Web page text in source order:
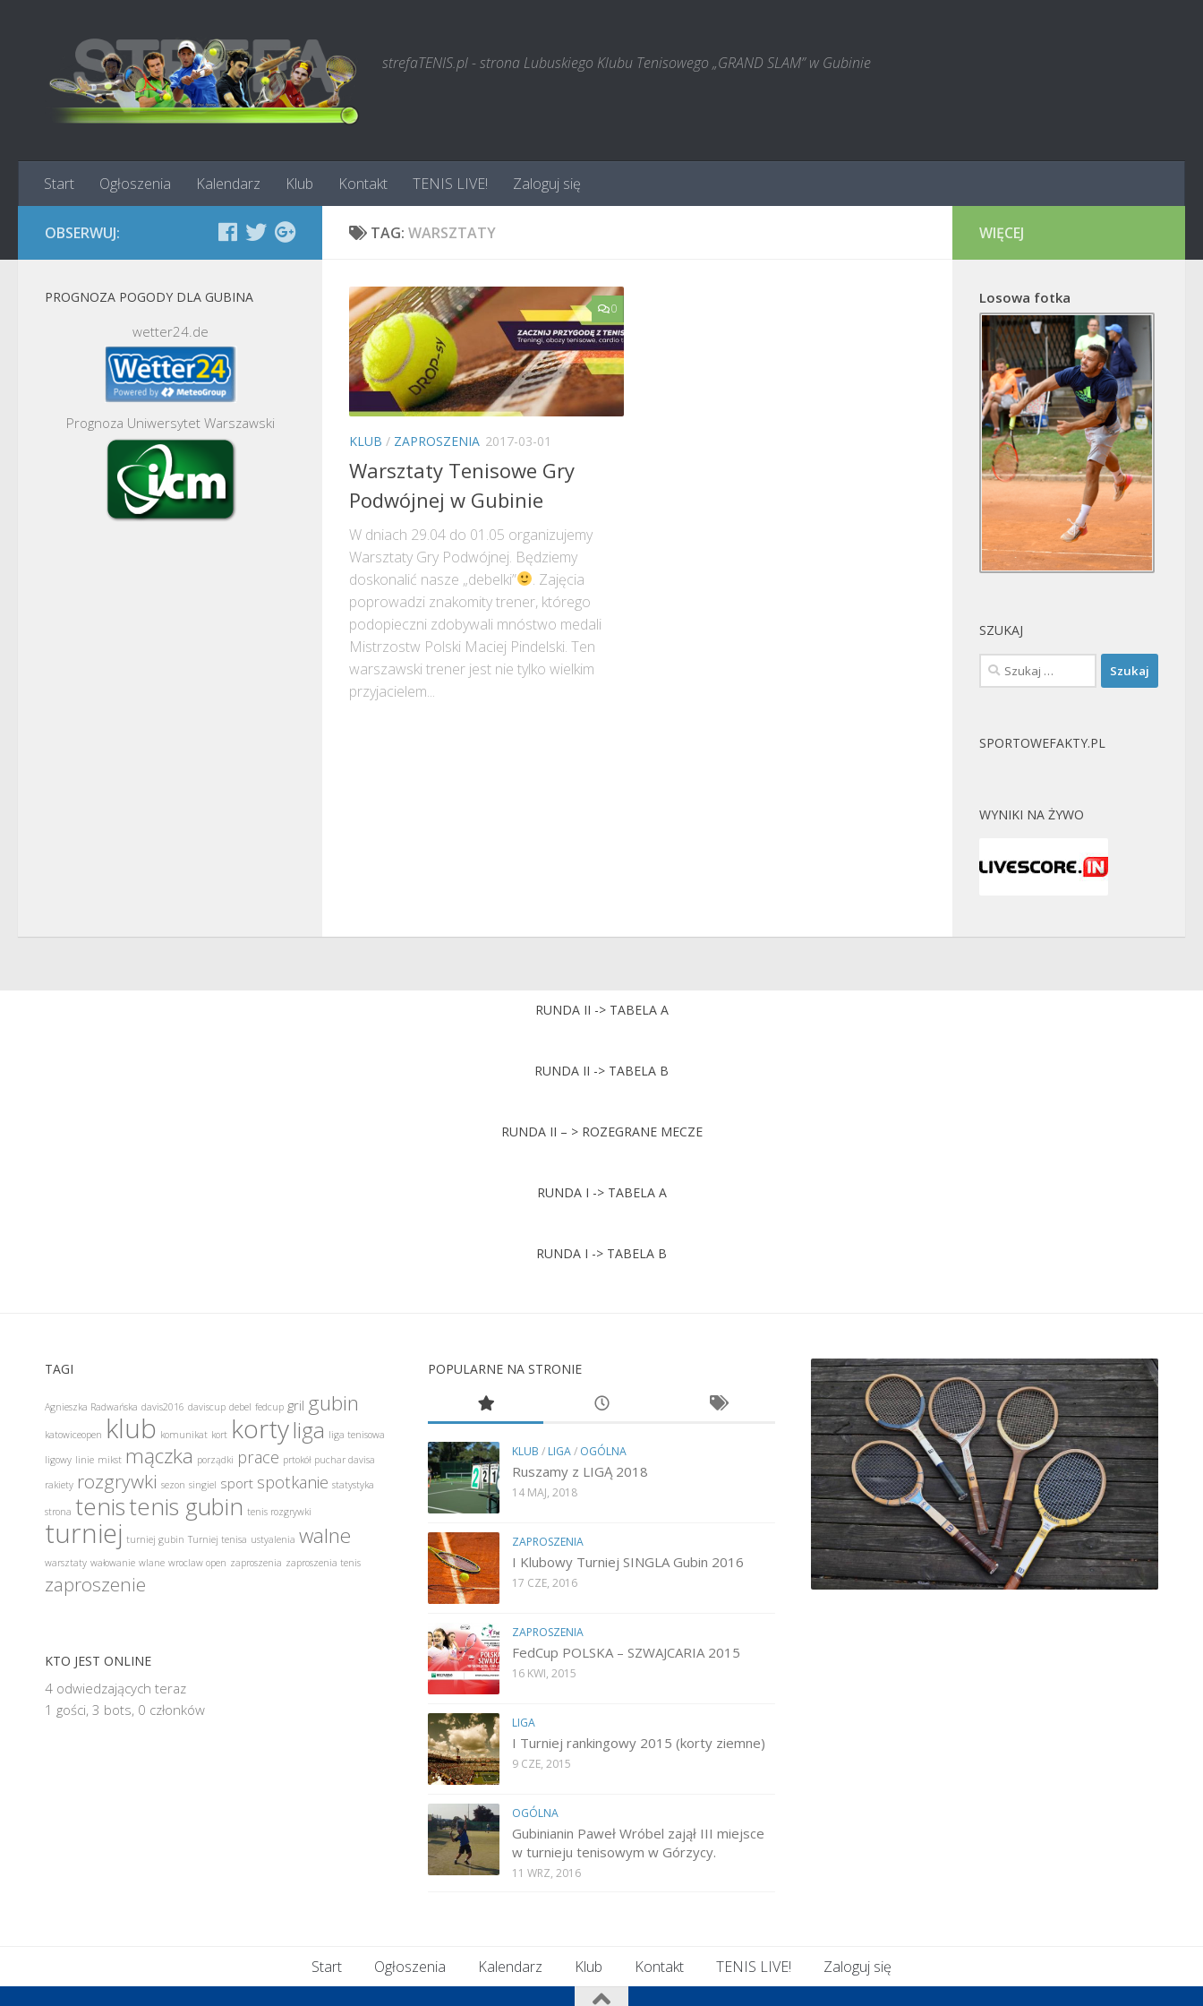
strefaTENIS.pl - strona Lubuskiego Klubu Tenisowego „GRAND SLAM” w Gubinie
Start Ogłoszenia Kalendarz Klub Kontakt TENIS LIVE! Zaloguj się
TAG: WARSZTATY
0
KLUB / ZAPROSZENIA 2017-03-01
Warsztaty Tenisowe Gry
Podwójnej w Gubinie
W dniach 29.04 do 01.05 organizujemy
Warsztaty Gry Podwójnej. Będziemy
doskonalić nasze „debelki”
. Zajęcia
poprowadzi znakomity trener, którego
podopieczni zdobywali mnóstwo medali
Mistrzostw Polski Maciej Pindelski. Ten
warszawski trener jest nie tylko wielkim
przyjacielem...
OBSERWUJ:
PROGNOZA POGODY DLA GUBINA
wetter24.de
Prognoza Uniwersytet Warszawski
WIĘCEJ
Losowa fotka
SZUKAJ
Szukaj:
SPORTOWEFAKTY.PL
WYNIKI NA ŻYWO
RUNDA II -> TABELA A
RUNDA II -> TABELA B
RUNDA II – > ROZEGRANE MECZE
RUNDA I -> TABELA A
RUNDA I -> TABELA B
TAGI
Agnieszka Radwańska davis2016 daviscup debel fedcup gril gubin
katowiceopen klub komunikat kort kortyliga liga tenisowa
ligowy linie mikst mączka porządki prace prtokół puchar davisa
rakiety rozgrywki sezon singiel sport spotkanie statystyka
strona tenistenis gubin tenis rozgrywki
turniej turniej gubin Turniej tenisa ustyalenia walne
warsztaty wałowanie wlane wroclaw open zaproszenia zaproszenia tenis
zaproszenie
KTO JEST ONLINE
4 odwiedzających teraz
1 gości, 3 bots, 0 członków
POPULARNE NA STRONIE
KLUB / LIGA/ OGÓLNA
Ruszamy z LIGĄ 2018
14 MAJ, 2018
ZAPROSZENIA
I Klubowy Turniej SINGLA Gubin 2016
17 CZE, 2016
ZAPROSZENIA
FedCup POLSKA – SZWAJCARIA 2015
16 KWI, 2015
LIGA
I Turniej rankingowy 2015 (korty ziemne)
9 CZE, 2015
OGÓLNA
Gubinianin Paweł Wróbel zajął III miejsce
w turnieju tenisowym w Górzycy.
11 WRZ, 2016
Start Ogłoszenia Kalendarz Klub Kontakt TENIS LIVE! Zaloguj się